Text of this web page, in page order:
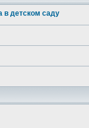
в детском саду